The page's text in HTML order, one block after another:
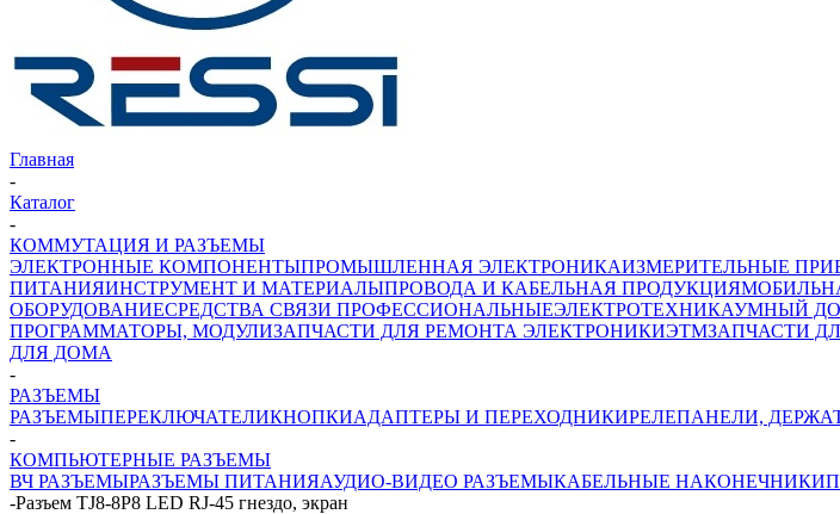
Главная
-
Каталог
-
КОММУТАЦИЯ И РАЗЪЕМЫ
ЭЛЕКТРОННЫЕ КОМПОНЕНТЫПРОМЫШЛЕННАЯ ЭЛЕКТРОНИКАИЗМЕРИТЕЛЬНЫЕ
ПИТАНИЯИНСТРУМЕНТ И МАТЕРИАЛЫПРОВОДА И КАБЕЛЬНАЯ ПРОДУКЦИЯ
ОБОРУДОВАНИЕСРЕДСТВА СВЯЗИ ПРОФЕССИОНАЛЬНЫЕЭЛЕКТРОТЕХНИКАУМНЫЙ
ПРОГРАММАТОРЫ, МОДУЛИЗАПЧАСТИ ДЛЯ РЕМОНТА ЭЛЕКТРОНИКИЭТМЗАПЧАСТИ
ДЛЯ ДОМА
-
РАЗЪЕМЫ
РАЗЪЕМЫПЕРЕКЛЮЧАТЕЛИКНОПКИАДАПТЕРЫ И ПЕРЕХОДНИКИРЕЛЕПАНЕЛИ,
-
КОМПЬЮТЕРНЫЕ РАЗЪЕМЫ
ВЧ РАЗЪЕМЫРАЗЪЕМЫ ПИТАНИЯАУДИО-ВИДЕО РАЗЪЕМЫКАБЕЛЬНЫЕ НАКОНЕЧНИКИ
-Разъем TJ8-8P8 LED RJ-45 гнездо, экран